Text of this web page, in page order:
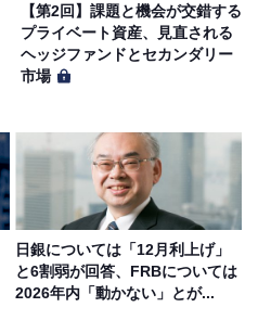
【第2回】課題と機会が交錯する
プライベート資産、見直される
ヘッジファンドとセカンダリー
市場
日銀については「12月利上げ」
と6割弱が回答、FRBについては
2026年内「動かない」とが...